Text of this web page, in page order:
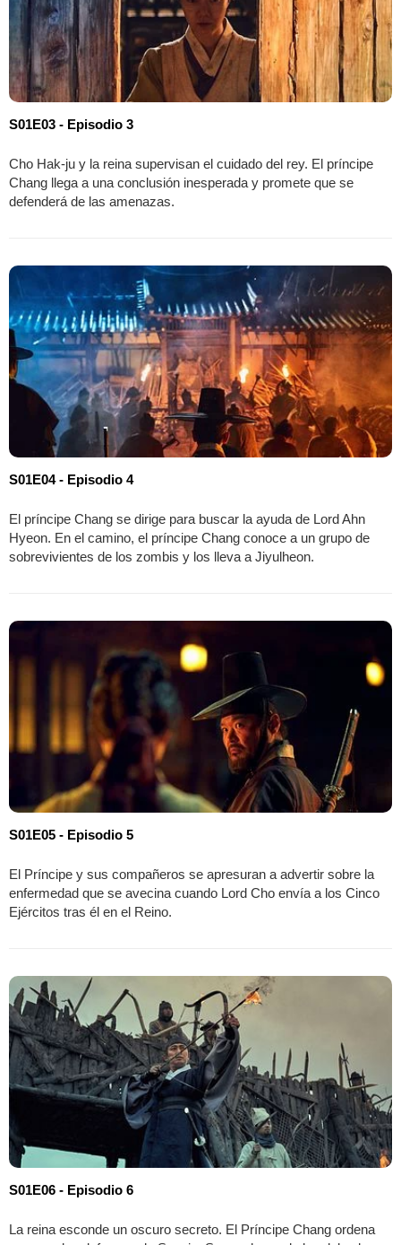
S01E03 - Episodio 3
Cho Hak-ju y la reina supervisan el cuidado del rey. El príncipe
Chang llega a una conclusión inesperada y promete que se
defenderá de las amenazas.
S01E04 - Episodio 4
El príncipe Chang se dirige para buscar la ayuda de Lord Ahn
Hyeon. En el camino, el príncipe Chang conoce a un grupo de
sobrevivientes de los zombis y los lleva a Jiyulheon.
S01E05 - Episodio 5
El Príncipe y sus compañeros se apresuran a advertir sobre la
enfermedad que se avecina cuando Lord Cho envía a los Cinco
Ejércitos tras él en el Reino.
S01E06 - Episodio 6
La reina esconde un oscuro secreto. El Príncipe Chang ordena